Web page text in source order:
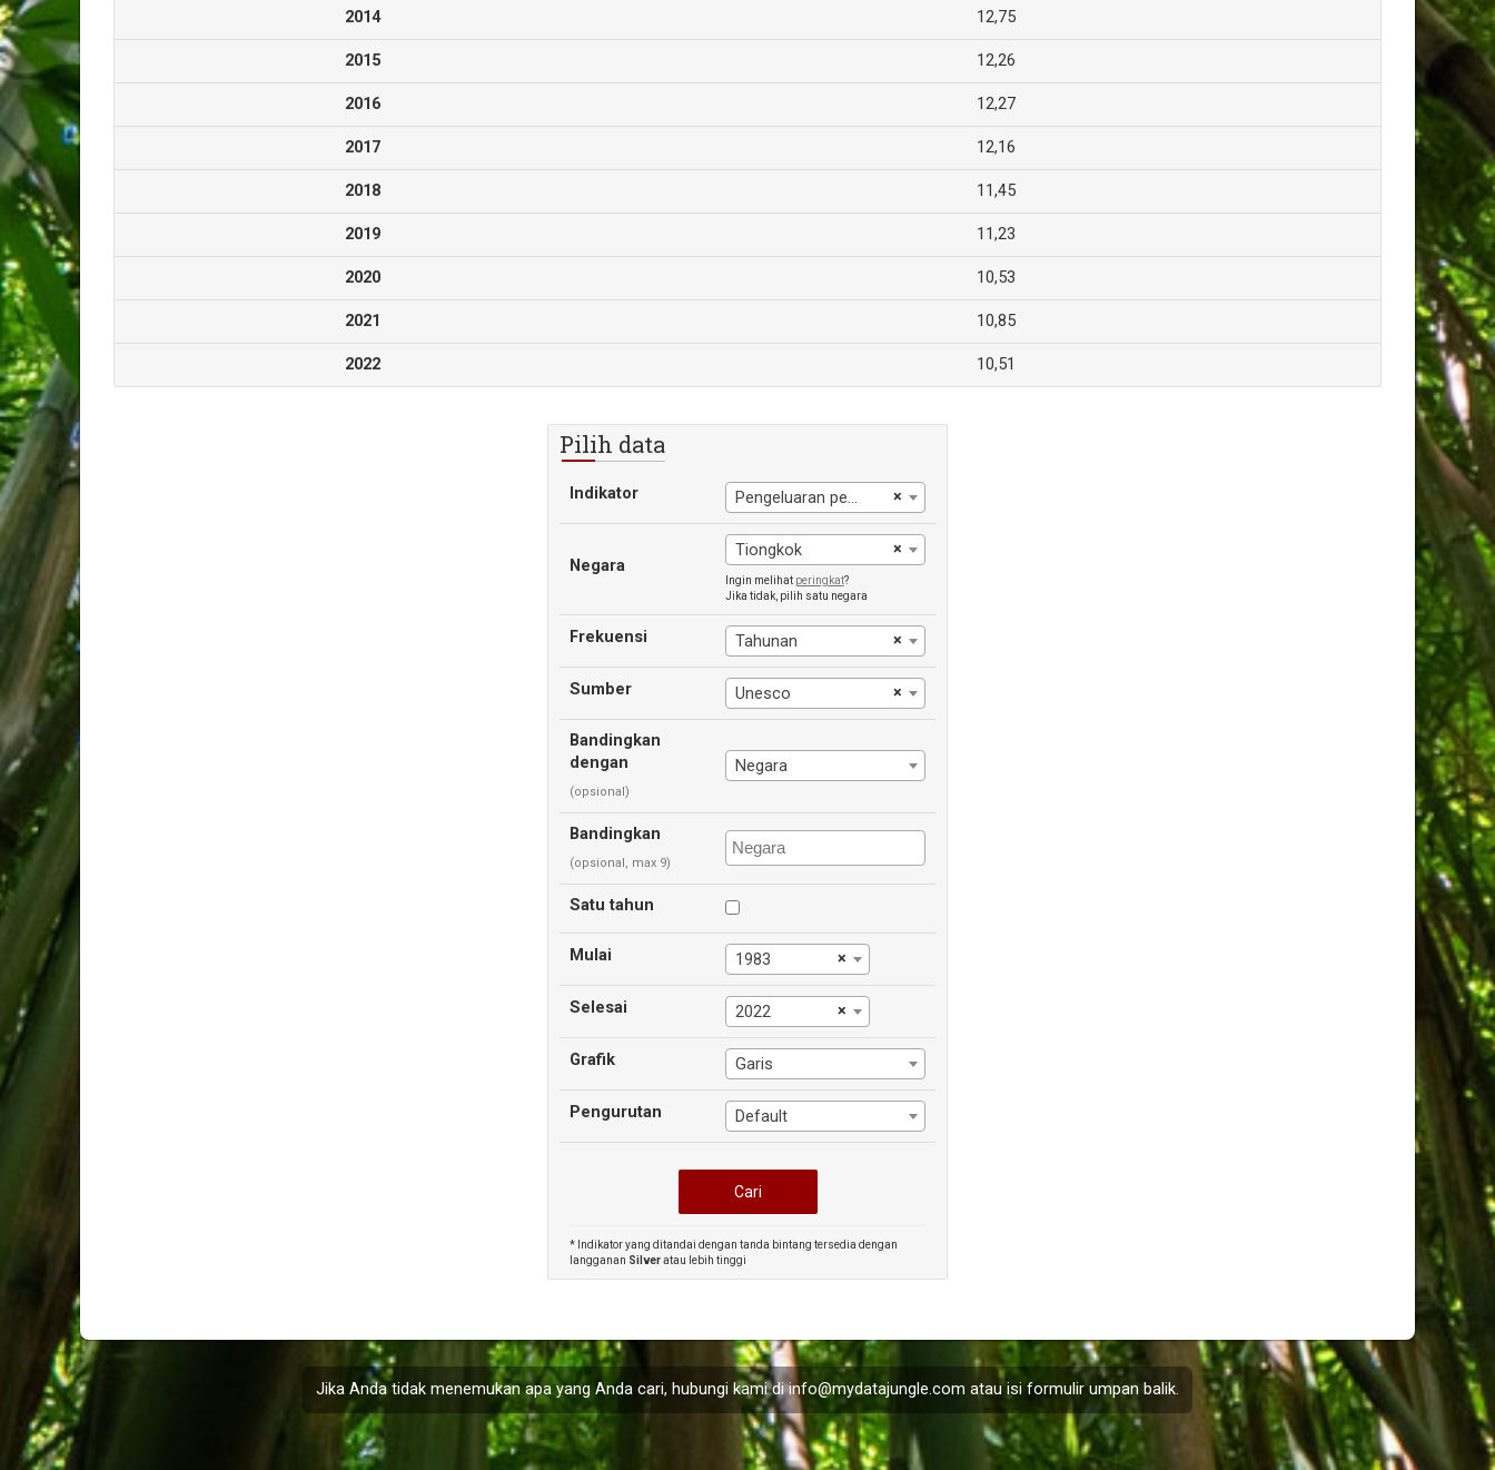
2014 12,75
2015 12,26
2016 12,27
2017 12,16
2018 11,45
2019 11,23
2020 10,53
2021 10,85
2022 10,51
Pilih data
Indikator ×
Pengeluaran pemerintah untuk pendidikan (% dari pengeluaran pemerintah)
Negara
×
Tiongkok
Ingin melihat peringkat?
Jika tidak, pilih satu negara
Frekuensi ×
Tahunan
Sumber ×
Unesco
Bandingkan
dengan
(opsional)
Negara
Bandingkan
(opsional, max 9)
Satu tahun
Mulai ×
1983
Selesai ×
2022
Grafik Garis
Pengurutan Default
* Indikator yang ditandai dengan tanda bintang tersedia dengan
langganan Silveratau lebih tinggi
Jika Anda tidak menemukan apa yang Anda cari, hubungi kami diinfo@mydatajungle.com atau isi formulirumpan balik.